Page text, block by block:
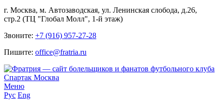
г. Москва, м. Автозаводская, ул. Ленинская слобода, д.26,
стр.2 (ТЦ "Глобал Молл", 1-й этаж)
Звоните: +7 (916) 957-27-28
Пишите: office@fratria.ru
Меню
Рус Eng